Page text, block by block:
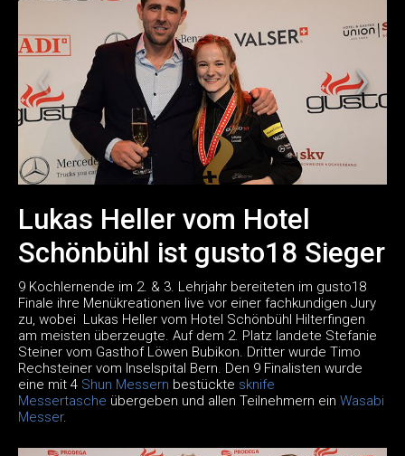
Lukas Heller vom Hotel
Schönbühl ist gusto18 Sieger
9 Kochlernende im 2. & 3. Lehrjahr bereiteten im gusto18
Finale ihre Menükreationen live vor einer fachkundigen Jury
zu, wobei Lukas Heller vom Hotel Schönbühl Hilterfingen
am meisten überzeugte. Auf dem 2. Platz landete Stefanie
Steiner vom Gasthof Löwen Bubikon. Dritter wurde Timo
Rechsteiner vom Inselspital Bern. Den 9 Finalisten wurde
eine mit 4 Shun Messern bestückte sknife
Messertasche übergeben und allen Teilnehmern ein Wasabi
Messer.